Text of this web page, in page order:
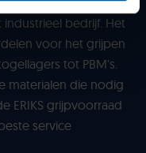
bedrijf. Het
voor het grijpen
tot PBM's.
materialen die nodig
ERIKS grijpvoorraad
service